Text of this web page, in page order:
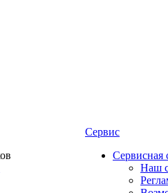
Сервис
Сервисная
Наш